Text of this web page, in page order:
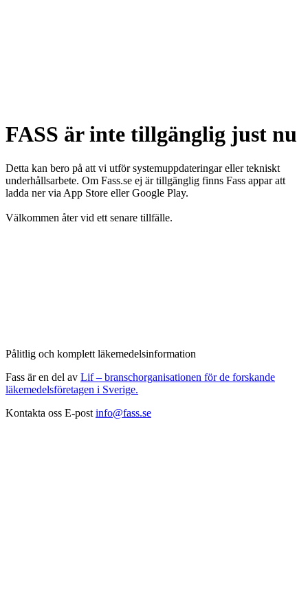
FASS är inte tillgänglig just nu
Detta kan bero på att vi utför systemuppdateringar eller tekniskt
underhållsarbete. Om Fass.se ej är tillgänglig finns Fass appar att
ladda ner via App Store eller Google Play.
Välkommen åter vid ett senare tillfälle.
Pålitlig och komplett läkemedelsinformation
Fass är en del av Lif – branschorganisationen för de forskande
läkemedelsföretagen i Sverige.
Kontakta oss E-post info@fass.se